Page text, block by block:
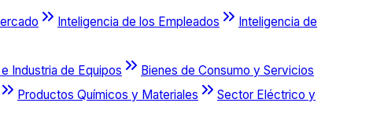
Inteligencia de los Empleados
Inteligencia de
Industria de Equipos
Bienes de Consumo y Servicios
Productos Químicos y Materiales
Sector Eléctrico y